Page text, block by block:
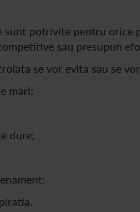
sunt potrivite pentru orice
sau presupun
se vor evita sau se
mari;
dure;